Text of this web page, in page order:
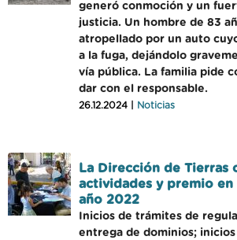
generó conmoción y un
justicia. Un hombre de 83
atropellado por un auto
a la fuga, dejándolo
vía pública. La familia pide
dar con el responsable.
26.12.2024 | Noticias
La Dirección de Tierras
actividades y premio en
año 2022
Inicios de trámites de
entrega de dominios; inicios